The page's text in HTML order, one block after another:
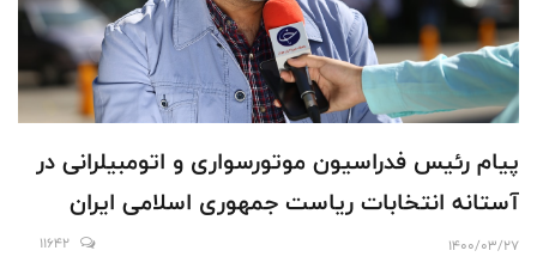
پیام رئیس فدراسیون موتورسواری و اتومبیلرانی در
آستانه انتخابات ریاست جمهوری اسلامی ایران
1400/03/27
11642